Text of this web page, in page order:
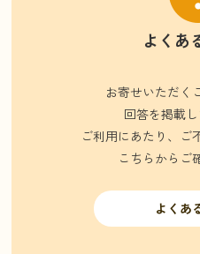
よくあ
お寄せいただく
回答を掲載し
ご利用にあたり、ご
こちらからご
よくあ